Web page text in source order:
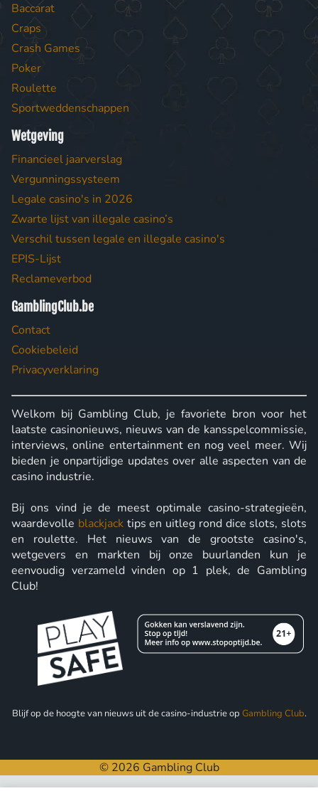
Baccarat
Craps
Crash Games
Poker
Roulette
Sportweddenschappen
Wetgeving
Financieel jaarverslag
Vergunningssysteem
Legale casino's in 2026
Zwarte lijst van illegale casino’s
Verschil tussen legale en illegale casino's
EPIS-Lijst
Reclameverbod
GamblingClub.be
Contact
Cookiebeleid
Privacyverklaring
Welkom bij Gambling Club, je favoriete bron voor het
laatste casinonieuws, nieuws van de kansspelcommissie,
interviews, online entertainment en nog veel meer. Wij
bieden je onpartijdige updates over alle aspecten van de
casino industrie.
Bij ons vind je de meest optimale casino-strategieën,
waardevolle blackjacktips en uitleg rond dice slots, slots
en roulette. Het nieuws van de grootste casino's,
wetgevers en markten bij onze buurlanden kun je
eenvoudig verzameld vinden op 1 plek, de Gambling
Club!
Blijf op de hoogte van nieuws uit de casino-industrie op Gambling Club.
© 2026 Gambling Club